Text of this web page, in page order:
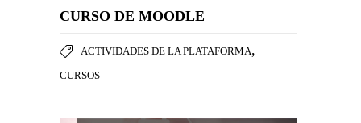
CURSO DE MOODLE
ACTIVIDADES DE LA PLATAFORMA,
CURSOS